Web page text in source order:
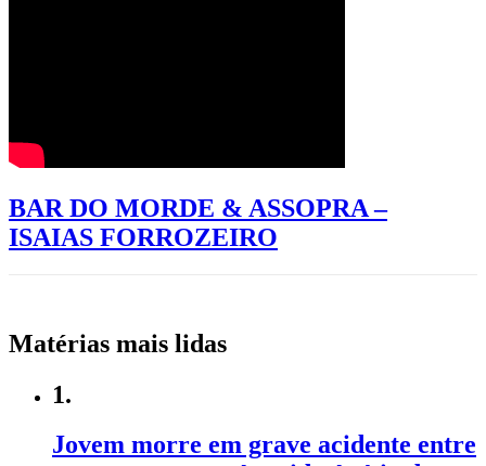
BAR DO MORDE & ASSOPRA –
ISAIAS FORROZEIRO
Matérias mais lidas
1.
Jovem morre em grave acidente entre